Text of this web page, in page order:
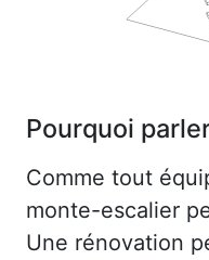
Pourquoi
Comme tout
monte-escalier
Une rénovation